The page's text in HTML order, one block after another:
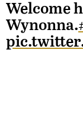
Welcome
Wynonna.